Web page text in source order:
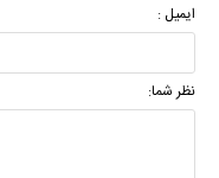
ایمیل :
نظر شما: